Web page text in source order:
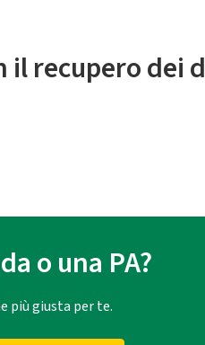
il recupero dei
o una PA?
più giusta per te.